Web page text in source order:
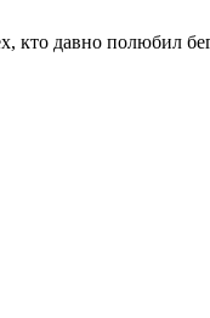
кто давно полюбил